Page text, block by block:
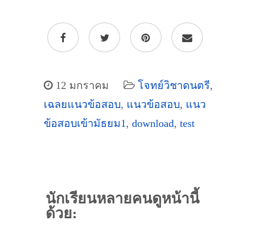
12 มกราคม โจทย์วิชาดนตรี,
เฉลยแนวข้อสอบ, แนวข้อสอบ, แนว
ข้อสอบเข้ามัธยม1, download, test
นักเรียนหลายคนดูหน้านี้
ด้วย: